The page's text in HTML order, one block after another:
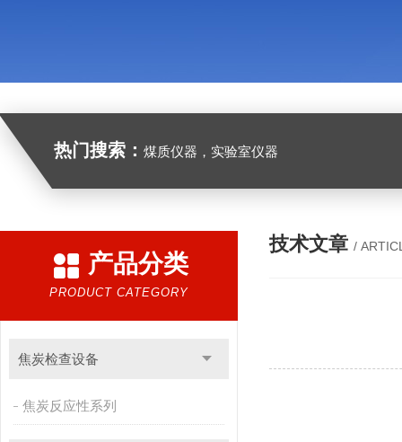
热门搜索： 煤质仪器，实验室仪器
产品分类
PRODUCT CATEGORY
焦炭检查设备
焦炭反应性系列
技术文章 /